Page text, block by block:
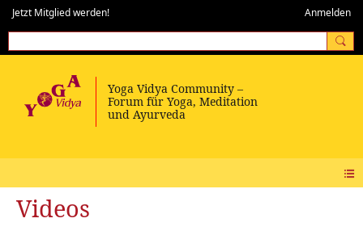
Jetzt Mitglied werden! Anmelden
Videos